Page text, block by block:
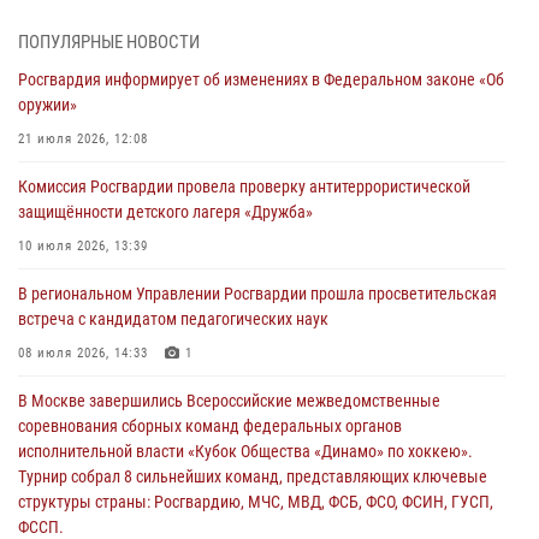
03 августа 2026, 17:21
21 единицу оружия изъяли Псковские росгвардейцы за неделю
03 августа 2026, 14:10
безопасности во время празднования Дня ВДВ
улицу Труда
31 июля 2026, 13:53
Всероссийского конкурса профессионального мастерства среди
сотрудников вневедомственной охраны Росгвардии, Псковские
Росгвардейцы одержали победу
30 июля 2026, 05:10
ПОПУЛЯРНЫЕ НОВОСТИ
Росгвардия информирует об изменениях в Федеральном законе «Об
оружии»
21 июля 2026, 12:08
Комиссия Росгвардии провела проверку антитеррористической
защищённости детского лагеря «Дружба»
10 июля 2026, 13:39
В региональном Управлении Росгвардии прошла просветительская
встреча с кандидатом педагогических наук
08 июля 2026, 14:33 1
В Москве завершились Всероссийские межведомственные
соревнования сборных команд федеральных органов
исполнительной власти «Кубок Общества «Динамо» по хоккею».
Турнир собрал 8 сильнейших команд, представляющих ключевые
структуры страны: Росгвардию, МЧС, МВД, ФСБ, ФСО, ФСИН, ГУСП,
ФССП.